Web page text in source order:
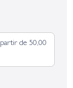
partir de 50,00